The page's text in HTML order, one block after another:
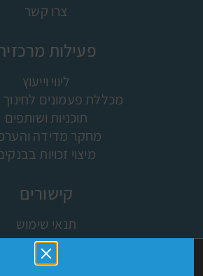
צרו קשר
פעילות
ליווי וייעוץ
מכללת פעמונים לחינוך
תוכניות ושותפים
מחקר מדידה
מיצוי זכויות
קישורים
תנאי שימוש
מפת האתר
ישומון (אפליקציה)
מעקב לצורך תפעולו התקין ואבטחתו וגם